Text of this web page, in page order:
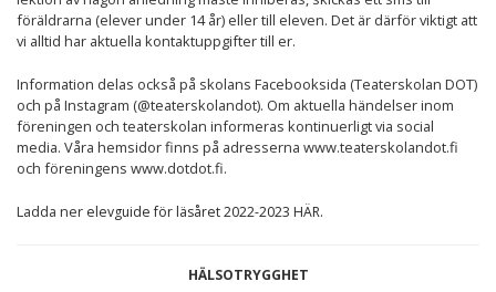
föräldrarna (elever under 14 år) eller till eleven. Det är därför viktigt att
vi alltid har aktuella kontaktuppgifter till er.
Information delas också på skolans Facebooksida (Teaterskolan DOT)
och på Instagram (@teaterskolandot). Om aktuella händelser inom
föreningen och teaterskolan informeras kontinuerligt via social
media. Våra hemsidor finns på adresserna www.teaterskolandot.fi
och föreningens www.dotdot.fi.
Ladda ner elevguide för läsåret 2022-2023 HÄR.
HÄLSOTRYGGHET